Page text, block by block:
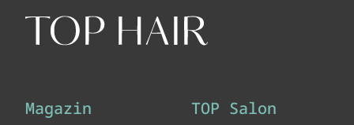
Magazin TOP Salon